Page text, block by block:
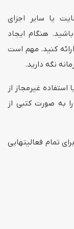
یا سایر اجزای
هنگام ایجاد
کنید. مهم است
نگه دارید.
استفاده غیرمجاز از
به صورت کتبی از
تمام فعالیتهایی